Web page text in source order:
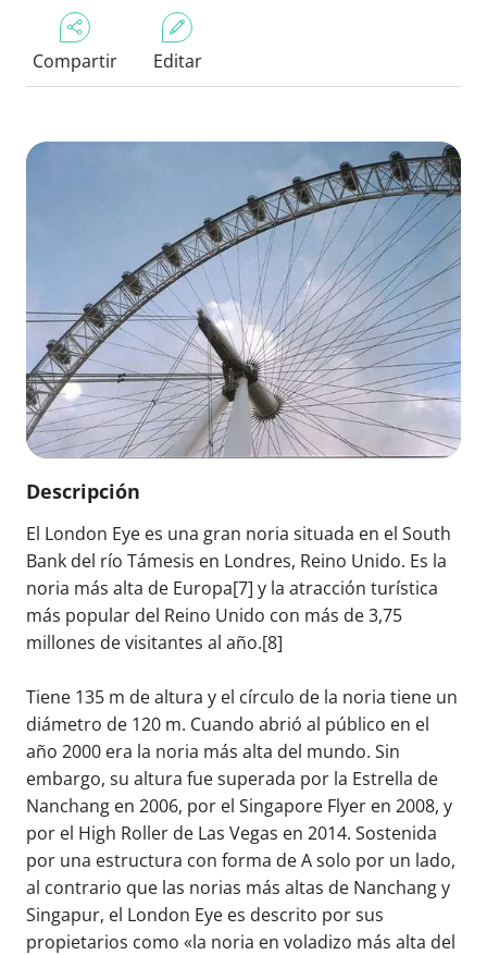
Compartir Editar
Descripción
El London Eye es una gran noria situada en el South
Bank del río Támesis en Londres, Reino Unido. Es la
noria más alta de Europa[7]​ y la atracción turística
más popular del Reino Unido con más de 3,75
millones de visitantes al año.[8]​
Tiene 135 m de altura y el círculo de la noria tiene un
diámetro de 120 m. Cuando abrió al público en el
año 2000 era la noria más alta del mundo. Sin
embargo, su altura fue superada por la Estrella de
Nanchang en 2006, por el Singapore Flyer en 2008, y
por el High Roller de Las Vegas en 2014. Sostenida
por una estructura con forma de A solo por un lado,
al contrario que las norias más altas de Nanchang y
Singapur, el London Eye es descrito por sus
propietarios como «la noria en voladizo más alta del